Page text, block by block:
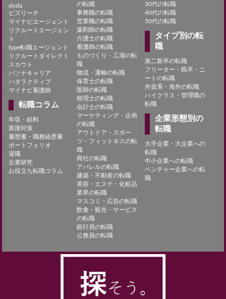
doda
ビズリーチ
マイナビエージェント
リクルートエージェン
ト
type転職エージェント
リクルートダイレクト
スカウト
パソナキャリア
ハタラクティブ
マイナビ看護師
転職コラム
年収・給料
面接対策
履歴書・職務経歴書
ポートフォリオ
退職
企業研究
お役立ち転職コラム
の転職
事務職の転職
営業職の転職
薬剤師の転職
介護士の転職
看護師の転職
ものづくり・工場の転
職
物流・運輸の転職
保育士の転職
医師の転職
税理士の転職
会計士の転職
マーケティング・企画
の転職
アウトドア・スポー
ツ・フィットネスの転
職
商社の転職
アパレルの転職
建築・不動産の転職
美容・エステ・化粧品
業界の転職
マスコミ・広告の転職
飲食・観光・サービス
の転職
銀行員の転職
公務員の転職
30代の転職
40代の転職
50代の転職
タイプ別の転
職
第二新卒の転職
フリーター・既卒・ニ
ートの転職
外資系・海外の転職
ハイクラス・管理職の
転職
企業形態別の
転職
大手企業・大企業への
転職
中小企業への転職
ベンチャー企業への転
職